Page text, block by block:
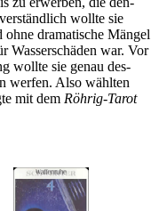
wollte sie
ohne dra­ma­ti­sche Mängel
Was­ser­schäden war. Vor
wollte sie genau des­
werfen. Also wählten
mit dem Röhrig-Tarot